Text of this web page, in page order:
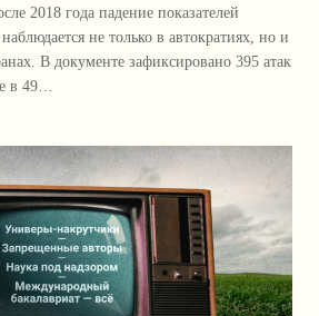
2018 года падение показателей
не только в автократиях, но и
В документе зафиксировано 395 атак
в 49…